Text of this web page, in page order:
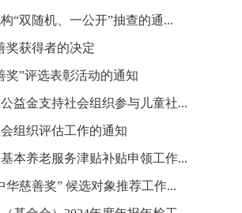
“双随机、一公开”抽查的通...
奖获得者的决定
奖”评选表彰活动的通知
益金支持社会组织参与儿童社...
组织评估工作的通知
本养老服务津贴补贴申领工作...
华慈善奖” 候选对象推荐工作...